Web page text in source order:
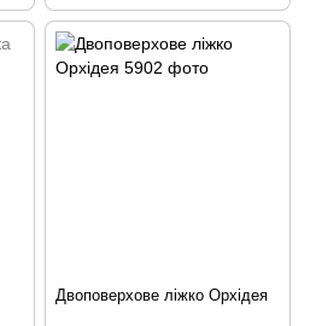
Двоповерхове ліжко Орхідея